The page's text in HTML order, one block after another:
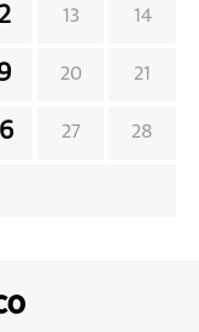
13 14
20 21
27 28